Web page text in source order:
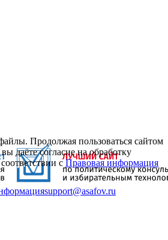
Продолжая пользоваться сайтом
даёте согласие на обработку
сПравовая информация
support@asafov.ru